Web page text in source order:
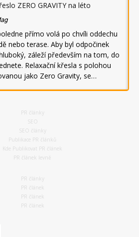
ZERO GRAVITY na léto
přímo volá po chvíli oddechu
nebo terase. Aby byl odpočinek
záleží především na tom, do
Relaxační křesla s polohou
jako Zero Gravity, se…
PR články
SEO
SEO články
Publikace PR článků
Kde Publikovat PR článek
PR článek levně
PR články
PR článek
PR článek
PR článek